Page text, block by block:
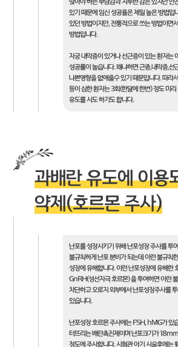
맞아야 하는 부담감과 지루한 감은 있지만 안
있기 때문에 임신 성공율은 제일 높은 방법입
있던 방법이지만, 전통적으로 쓰는 방법이면
방법입니다.
자궁 내막증이 있거나 선근증이 있는 환자는
성공률이 높습니다. 왜냐하면 근종,내막증,선
나쁜영향을 없애줄수 있기 때문입니다. 따라
등이 심한 환자는 3회(한달에 한번) 정도 미
유도를 시도 하기도 합니다.
과배란 유도에 이용
약제(호르몬 주사)
난포를 성장시키기 위해 난포성장 주사를 투
불규칙하게 난포 분비가 되는데 이런 불규칙
성장에 유해합니다. 이런 난포성장에 유해한
GnRH(성선자극 호르몬) 을 투여하면 이런
차단하고 오로지 외부에서 난포성장주사를
있습니다.
난포성장 호르몬 주사에는 FSH, hMG가 있
터뜨리는 배란촉진제이며 난포크기가
정도에 주사합니다. 시험관 아기 시술후에는